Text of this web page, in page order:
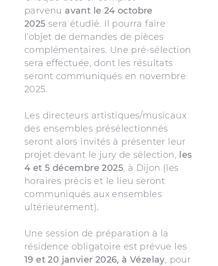
parvenu avant le 24 octobre
2025 sera étudié. Il pourra faire
l’objet de demandes de pièces
complémentaires. Une pré-sélection
sera effectuée, dont les résultats
seront communiqués en novembre
2025.
Les directeurs artistiques/musicaux
des ensembles présélectionnés
seront alors invités à présenter leur
projet devant le jury de sélection, les
4 et 5 décembre 2025, à Dijon (les
horaires précis et le lieu seront
communiqués aux ensembles
ultérieurement).
Une session de préparation à la
résidence obligatoire est prévue les
19 et 20 janvier 2026, à Vézelay, pour